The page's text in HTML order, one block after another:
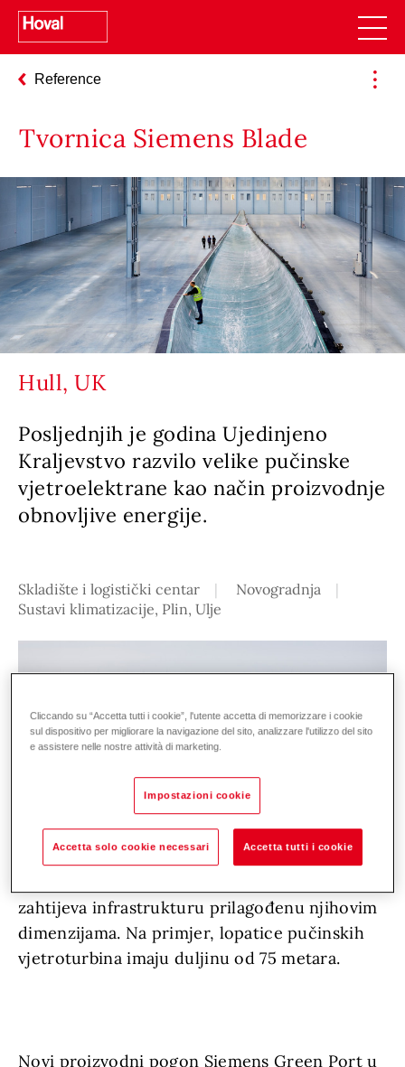
Reference
Tvornica Siemens Blade
Hull, UK
Posljednjih je godina Ujedinjeno
Kraljevstvo razvilo velike pučinske
vjetroelektrane kao način proizvodnje
obnovljive energije.
Skladište i logistički centar
Novogradnja
Sustavi klimatizacije, Plin, Ulje
zahtijeva infrastrukturu prilagođenu njihovim
dimenzijama. Na primjer, lopatice pučinskih
vjetroturbina imaju duljinu od 75 metara.
Novi proizvodni pogon Siemens Green Port u
Cliccando su “Accetta tutti i cookie”, l'utente accetta di memorizzare i cookie
sul dispositivo per migliorare la navigazione del sito, analizzare l'utilizzo del sito
e assistere nelle nostre attività di marketing.
Impostazioni cookie
Accetta solo cookie necessari Accetta tutti i cookie